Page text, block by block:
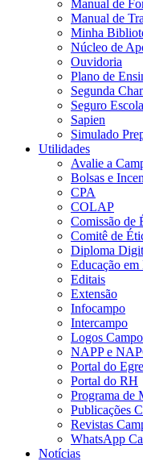
Manual de
Manual de
Minha
Núcleo de
Ouvidoria
Plano de
Segunda
Seguro
Sapien
Simulado
Utilidades
Avalie a
Bolsas e
CPA
COLAP
Comissão de
Comitê de
Diploma
Educação
Editais
Extensão
Infocampo
Intercampo
Logos
NAPP e
Portal do
Portal do RH
Programa de
Publicações
Revistas
WhatsApp
Notícias